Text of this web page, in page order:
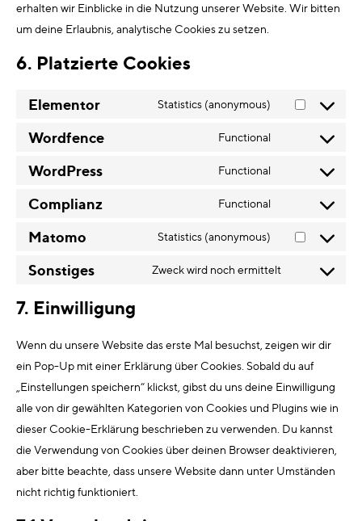
erhalten wir Einblicke in die Nutzung unserer Website. Wir bitten
um deine Erlaubnis, analytische Cookies zu setzen.
6. Platzierte Cookies
Elementor Statistics (anonymous)
Wordfence Functional
WordPress Functional
Complianz Functional
Matomo Statistics (anonymous)
Sonstiges Zweck wird noch ermittelt
7. Einwilligung
Wenn du unsere Website das erste Mal besuchst, zeigen wir dir
ein Pop-Up mit einer Erklärung über Cookies. Sobald du auf
„Einstellungen speichern“ klickst, gibst du uns deine Einwilligung
alle von dir gewählten Kategorien von Cookies und Plugins wie in
dieser Cookie-Erklärung beschrieben zu verwenden. Du kannst
die Verwendung von Cookies über deinen Browser deaktivieren,
aber bitte beachte, dass unsere Website dann unter Umständen
nicht richtig funktioniert.